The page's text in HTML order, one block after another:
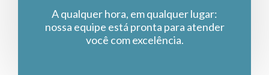
A qualquer hora, em qualquer lugar:
nossa equipe está pronta para atender
você com excelência.